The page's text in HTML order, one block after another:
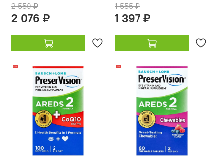
2 550 ₽
2 076 ₽
1 555 ₽
1 397 ₽
-20% -15%